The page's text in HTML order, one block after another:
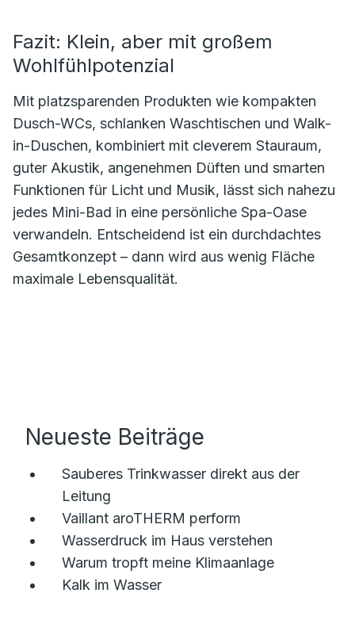
Fazit: Klein, aber mit großem
Wohlfühlpotenzial
Mit platzsparenden Produkten wie kompakten
Dusch-WCs, schlanken Waschtischen und Walk-
in-Duschen, kombiniert mit cleverem Stauraum,
guter Akustik, angenehmen Düften und smarten
Funktionen für Licht und Musik, lässt sich nahezu
jedes Mini-Bad in eine persönliche Spa-Oase
verwandeln. Entscheidend ist ein durchdachtes
Gesamtkonzept – dann wird aus wenig Fläche
maximale Lebensqualität.
Neueste Beiträge
Sauberes Trinkwasser direkt aus der
Leitung
Vaillant aroTHERM perform
Wasserdruck im Haus verstehen
Warum tropft meine Klimaanlage
Kalk im Wasser